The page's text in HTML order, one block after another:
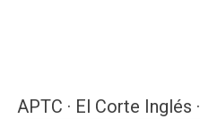
APTC · El Corte Inglés ·